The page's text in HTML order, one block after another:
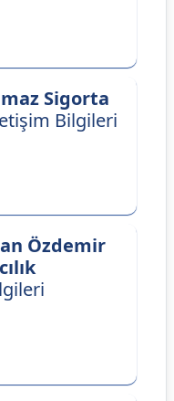
Sigorta
Bilgileri
Özdemir